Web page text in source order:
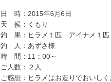
日 時：2015年6月6日
天 候：くもり
釣 果：ヒラメ１匹 アイナメ１
釣 人：あずさ様
時 間：11：00～
ご人数：２人
ご感想：ヒラメはお造りでおいし